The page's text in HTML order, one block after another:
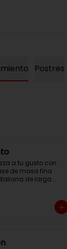
Postres
a tu gusto con
de masa fina
de larga